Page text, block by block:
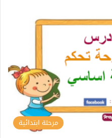
مرحلة ابتدائية